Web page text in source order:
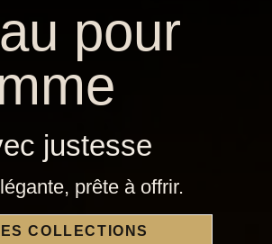
pour
justesse
prête à offrir.
COLLECTIONS